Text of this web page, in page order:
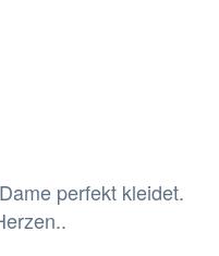
perfekt kleidet.
.